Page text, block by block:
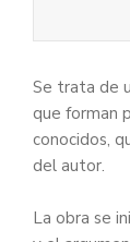
Se trata de
que forman
conocidos,
del autor.
La obra se